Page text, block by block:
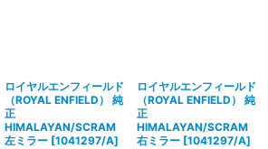
ロイヤルエンフィールド
（ROYAL ENFIELD） 純
正
HIMALAYAN/SCRAM
左ミラー [1041297/A]
ロイヤルエンフィールド
（ROYAL ENFIELD） 純
正
HIMALAYAN/SCRAM
右ミラー [1041297/A]